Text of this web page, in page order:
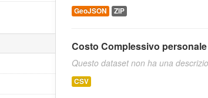
GeoJSON ZIP
Costo Complessivo
Questo dataset non ha una
CSV